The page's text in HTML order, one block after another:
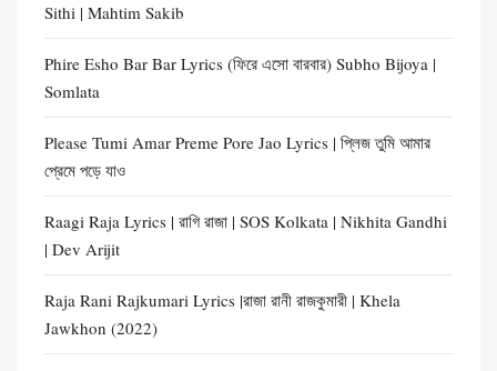
Sithi | Mahtim Sakib
Phire Esho Bar Bar Lyrics (ফিরে এসো বারবার) Subho Bijoya |
Somlata
Please Tumi Amar Preme Pore Jao Lyrics | প্লিজ তুমি আমার
প্রেমে পড়ে যাও
Raagi Raja Lyrics | রাগি রাজা | SOS Kolkata | Nikhita Gandhi
| Dev Arijit
Raja Rani Rajkumari Lyrics |রাজা রানী রাজকুমারী | Khela
Jawkhon (2022)